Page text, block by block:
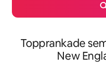
Topprankade
New